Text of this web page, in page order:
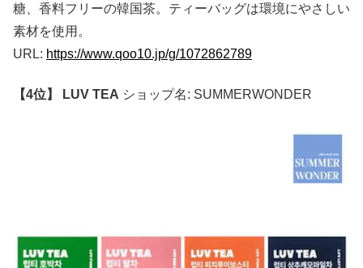
糖、香料フリーの韓国茶。ティーバッグは環境にやさしい
素材を使用。
URL: https://www.qoo10.jp/g/1072862789
【4位】 LUV TEA ショップ名: SUMMERWONDER